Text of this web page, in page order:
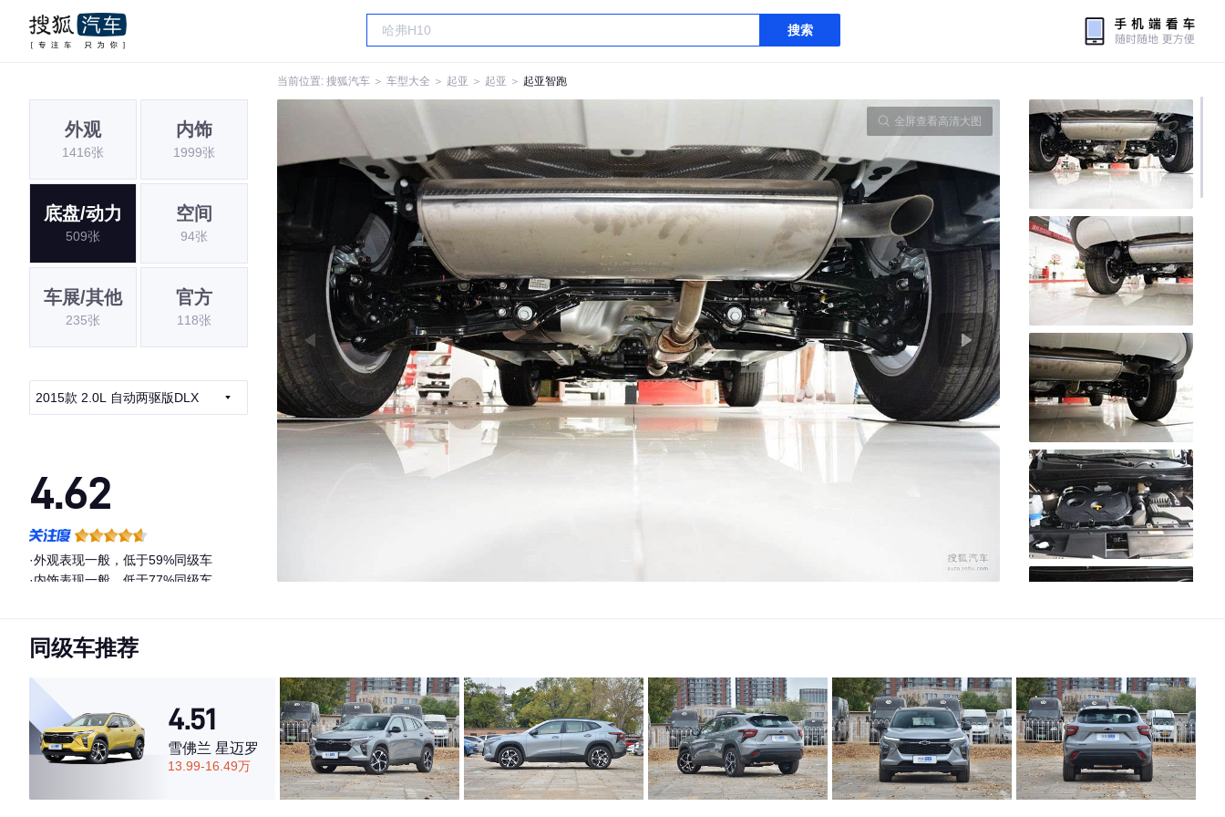
搜索
当前位置: 搜狐汽车 ＞ 车型大全 ＞ 起亚 ＞ 起亚 ＞ 起亚智跑
外观
1416张
内饰
1999张
底盘/动力
509张
空间
94张
车展/其他
235张
官方
118张
2015款 2.0L 自动两驱版DLX
4.62
·外观表现一般，低于59%同级车
·内饰表现一般，低于77%同级车
全屏查看高清大图
同级车推荐
4.51
雪佛兰 星迈罗
13.99-16.49万